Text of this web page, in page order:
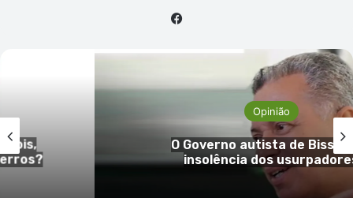
Opinião
O Governo autista de Bissau e
insolência dos usurpadores